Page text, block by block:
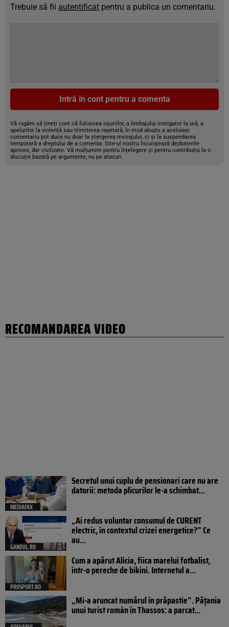
Trebuie să fii autentificat pentru a publica un comentariu.
Intră în cont pentru a comenta
Vă rugăm să țineți cont că folosirea injuriilor, a limbajului instigator la ură, a
apelurilor la violență sau trimiterea repetată, în mod abuziv, a aceluiași
comentariu pot duce nu doar la ștergerea mesajului, ci și la suspendarea
temporară a dreptului de a comenta. Site-ul nostru încurajează dezbaterile
aprinse, dar civilizate. Vă mulțumim pentru înțelegere și pentru contribuția la o
discuție bazată pe argumente, nu pe atacuri.
RECOMANDAREA VIDEO
MEDIAFAX
Secretul unui cuplu de pensionari care nu are
datorii: metoda plicurilor le-a schimbat...
GANDUL.RO
„Ai redus voluntar consumul de CURENT
electric, în contextul crizei energetice?” Ce
au...
PROSPORT.RO
Cum a apărut Alicia, fiica marelui fotbalist,
într-o pereche de bikini. Internetul a...
„Mi-a aruncat numărul în prăpastie”. Pățania
unui turist român în Thassos: a parcat...